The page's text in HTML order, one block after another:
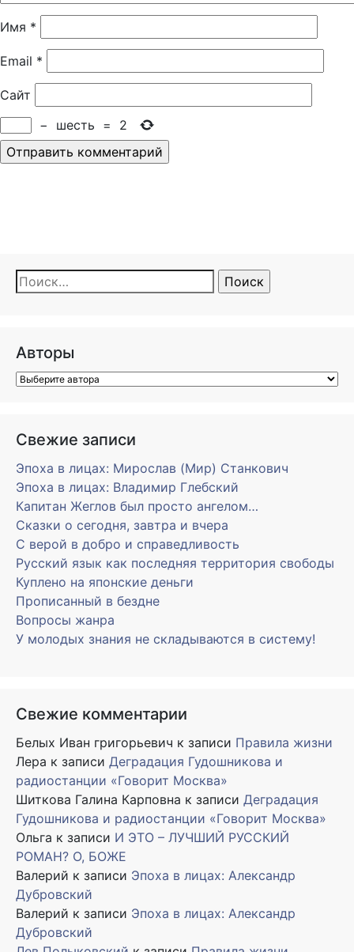
Имя *
Email *
Сайт
−
шесть = 2
Найти:
Авторы
Свежие записи
Эпоха в лицах: Мирослав (Мир) Станкович
Эпоха в лицах: Владимир Глебский
Капитан Жеглов был просто ангелом…
Сказки о сегодня, завтра и вчера
С верой в добро и справедливость
Русский язык как последняя территория свободы
Куплено на японские деньги
Прописанный в бездне
Вопросы жанра
У молодых знания не складываются в систему!
Свежие комментарии
Белых Иван григорьевич к записи Правила жизни
Лера к записи Деградация Гудошникова и
радиостанции «Говорит Москва»
Шиткова Галина Карповна к записи Деградация
Гудошникова и радиостанции «Говорит Москва»
Ольга к записи И ЭТО – ЛУЧШИЙ РУССКИЙ
РОМАН? О, БОЖЕ
Валерий к записи Эпоха в лицах: Александр
Дубровский
Валерий к записи Эпоха в лицах: Александр
Дубровский